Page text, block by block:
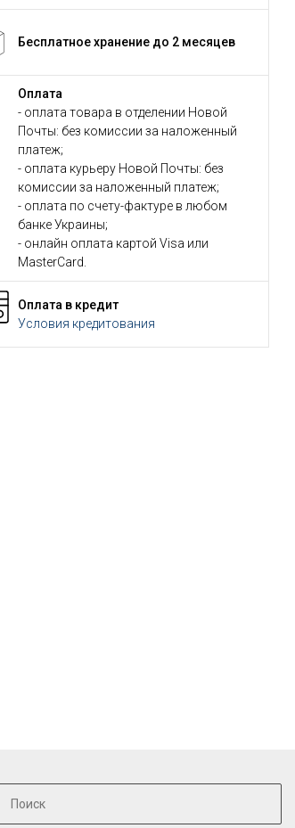
Бесплатное хранение до 2 месяцев
Оплата
- оплата товара в отделении Новой
Почты: без комиссии за наложенный
платеж;
- оплата курьеру Новой Почты: без
комиссии за наложенный платеж;
- оплата по счету-фактуре в любом
банке Украины;
- онлайн оплата картой Visa или
MasterCard.
Оплата в кредит
Условия кредитования